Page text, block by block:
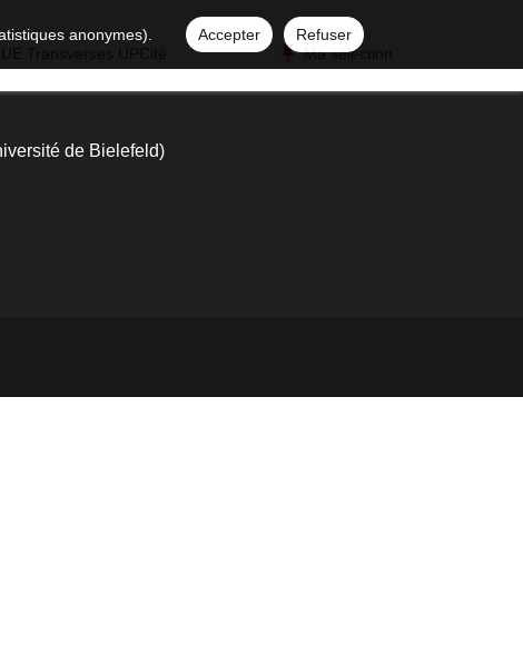
anonymes). Accepter
Refuser
Ma sélection
de Bielefeld)